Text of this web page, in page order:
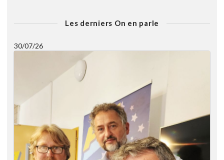
Les derniers On en parle
30/07/26